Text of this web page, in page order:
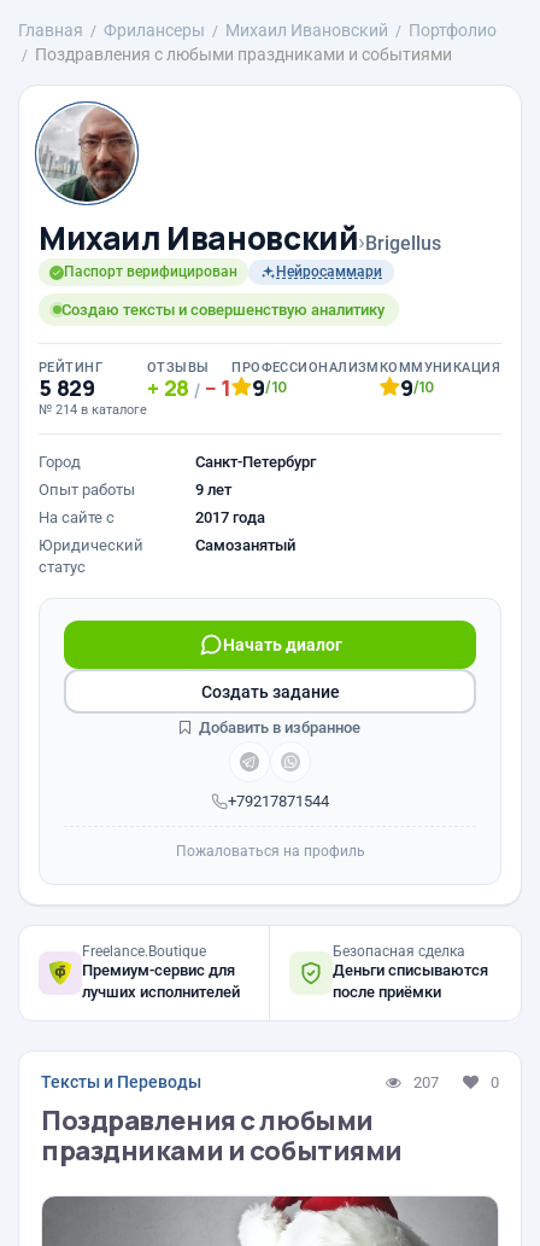
Главная Фрилансеры Михаил Ивановский
Портфолио
Поздравления с любыми праздниками и событиями
Михаил Ивановский›Brigellus
Паспорт верифицирован Нейросаммари
Создаю тексты и совершенствую аналитику
РЕЙТИНГ
5 829
№ 214 в каталоге
ОТЗЫВЫ
28 / 1
ПРОФЕССИОНАЛИЗМ
9/10
КОММУНИКАЦИЯ
9/10
Город
Санкт-Петербург
Опыт работы
9 лет
На сайте с
2017 года
Юридический
статус
Самозанятый
+79217871544
Начать диалог
Создать задание
Добавить в избранное
Пожаловаться на профиль
Freelance.Boutique
Премиум-сервис для
лучших исполнителей
Безопасная сделка
Деньги списываются
после приёмки
Тексты и Переводы 207 0
Поздравления с любыми
праздниками и событиями